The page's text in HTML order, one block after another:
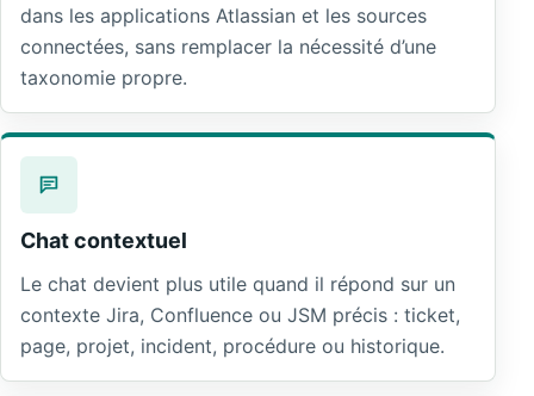
dans les applications Atlassian et les sources
connectées, sans remplacer la nécessité d’une
taxonomie propre.
Chat contextuel
Le chat devient plus utile quand il répond sur un
contexte Jira, Confluence ou JSM précis : ticket,
page, projet, incident, procédure ou historique.